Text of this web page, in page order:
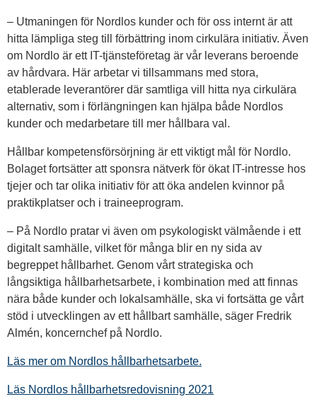
– Utmaningen för Nordlos kunder och för oss internt är att
hitta lämpliga steg till förbättring inom cirkulära initiativ. Även
om Nordlo är ett IT-tjänsteföretag är vår leverans beroende
av hårdvara. Här arbetar vi tillsammans med stora,
etablerade leverantörer där samtliga vill hitta nya cirkulära
alternativ, som i förlängningen kan hjälpa både Nordlos
kunder och medarbetare till mer hållbara val.
Hållbar kompetensförsörjning är ett viktigt mål för Nordlo.
Bolaget fortsätter att sponsra nätverk för ökat IT-intresse hos
tjejer och tar olika initiativ för att öka andelen kvinnor på
praktikplatser och i traineeprogram.
– På Nordlo pratar vi även om psykologiskt välmående i ett
digitalt samhälle, vilket för många blir en ny sida av
begreppet hållbarhet. Genom vårt strategiska och
långsiktiga hållbarhetsarbete, i kombination med att finnas
nära både kunder och lokalsamhälle, ska vi fortsätta ge vårt
stöd i utvecklingen av ett hållbart samhälle, säger Fredrik
Almén, koncernchef på Nordlo.
Läs mer om Nordlos hållbarhetsarbete.
Läs Nordlos hållbarhetsredovisning 2021